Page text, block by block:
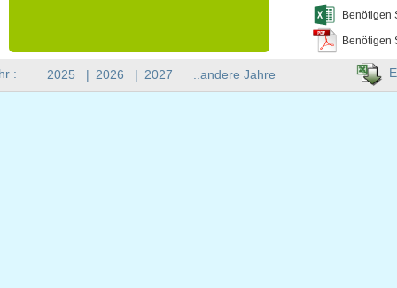
Benötigen
Benötigen
: 2025 | 2026 | 2027 ..andere Jahre